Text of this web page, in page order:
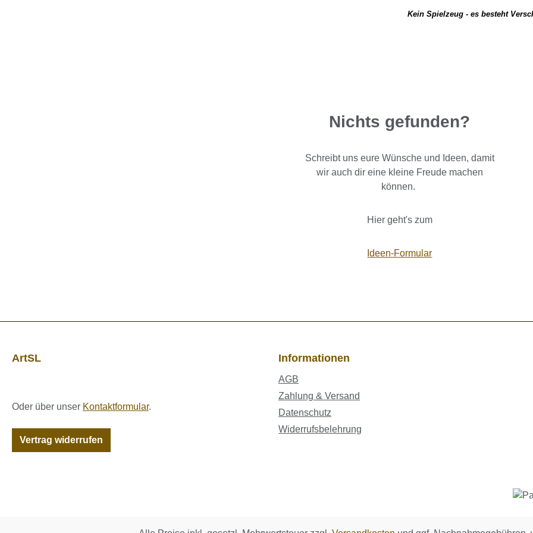
Kein Spielzeug - es besteht
Nichts gefunden?
Schreibt uns eure Wünsche und Ideen, damit
wir auch dir eine kleine Freude machen
können.
Hier geht's zum
Ideen-Formular
ArtSL
Oder über unser Kontaktformular.
Vertrag widerrufen
Informationen
AGB
Zahlung & Versand
Datenschutz
Widerrufsbelehrung